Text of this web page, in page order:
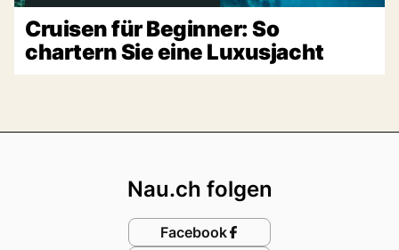
Cruisen für Beginner: So
chartern Sie eine Luxusjacht
Nau.ch folgen
Facebook